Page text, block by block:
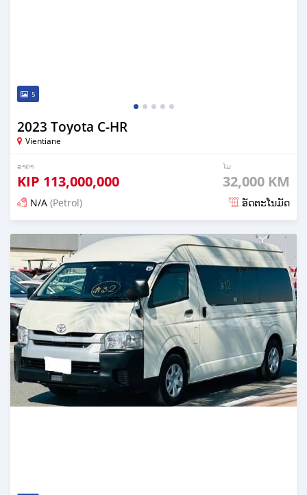
5
2023 Toyota C-HR
Vientiane
ລາຄາ
KIP 113,000,000
ໄມ
32,000 KM
N/A (Petrol) ອັດຕະໂນມັດ
ໂພດ 18 ມື້ ກ່ອນ ໜ້າ ນີ້